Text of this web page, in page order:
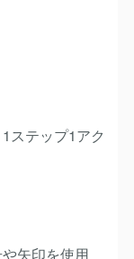
ステップ1アク
矢印を使用